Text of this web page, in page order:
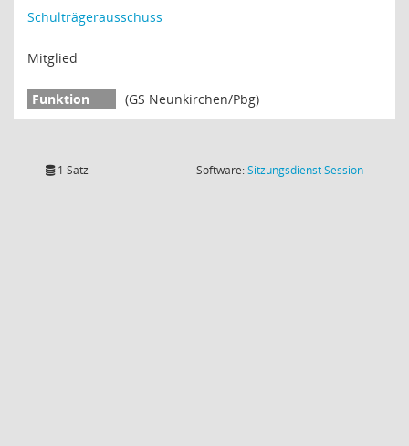
Schulträgerausschuss
Mitglied
(GS Neunkirchen/Pbg)
1 Satz Software:SitzungsdienstSession(Wird in